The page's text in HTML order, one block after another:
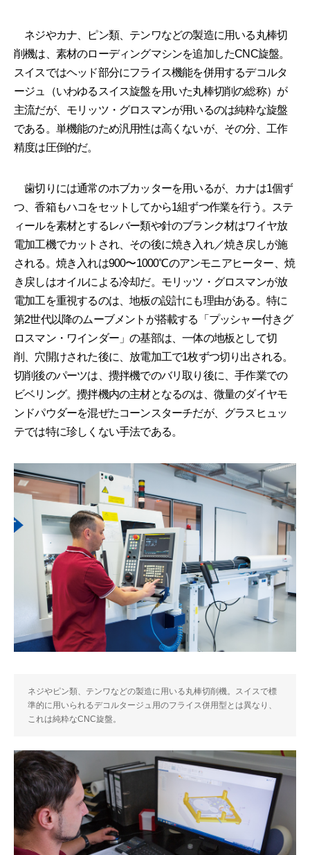
ネジやカナ、ピン類、テンワなどの製造に用いる丸棒切
削機は、素材のローディングマシンを追加したCNC旋盤。
スイスではヘッド部分にフライス機能を併用するデコルタ
ージュ（いわゆるスイス旋盤を用いた丸棒切削の総称）が
主流だが、モリッツ・グロスマンが用いるのは純粋な旋盤
である。単機能のため汎用性は高くないが、その分、工作
精度は圧倒的だ。
歯切りには通常のホブカッターを用いるが、カナは1個ず
つ、香箱もハコをセットしてから1組ずつ作業を行う。ステ
ィールを素材とするレバー類や針のブランク材はワイヤ放
電加工機でカットされ、その後に焼き入れ／焼き戻しが施
される。焼き入れは900〜1000℃のアンモニアヒーター、焼
き戻しはオイルによる冷却だ。モリッツ・グロスマンが放
電加工を重視するのは、地板の設計にも理由がある。特に
第2世代以降のムーブメントが搭載する「プッシャー付きグ
ロスマン・ワインダー」の基部は、一体の地板として切
削、穴開けされた後に、放電加工で1枚ずつ切り出される。
切削後のパーツは、攪拌機でのバリ取り後に、手作業での
ビベリング。攪拌機内の主材となるのは、微量のダイヤモ
ンドパウダーを混ぜたコーンスターチだが、グラスヒュッ
テでは特に珍しくない手法である。
ネジやピン類、テンワなどの製造に用いる丸棒切削機。スイスで標
準的に用いられるデコルタージュ用のフライス併用型とは異なり、
これは純粋なCNC旋盤。